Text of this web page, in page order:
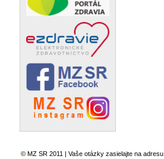
© MZ SR 2011 | Vaše otázky zasielajte na adresu